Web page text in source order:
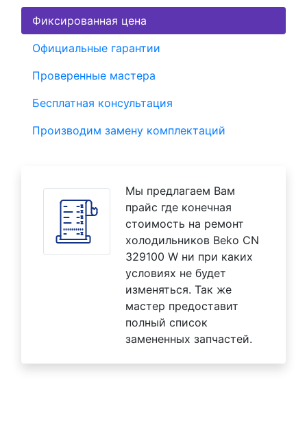
Фиксированная цена
Официальные гарантии
Проверенные мастера
Бесплатная консультация
Производим замену комплектаций
Мы предлагаем Вам
прайс где конечная
стоимость на ремонт
холодильников Beko CN
329100 W ни при каких
условиях не будет
изменяться. Так же
мастер предоставит
полный список
замененных запчастей.